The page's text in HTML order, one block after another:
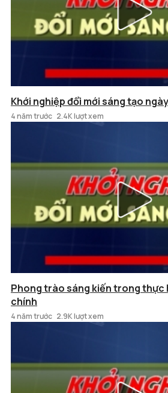
Khới nghiệp đổi mới sáng tạo
4 năm trước 2.4K lượt xem
Phong trào sáng kiến trong thực
chính
4 năm trước 2.9K lượt xem